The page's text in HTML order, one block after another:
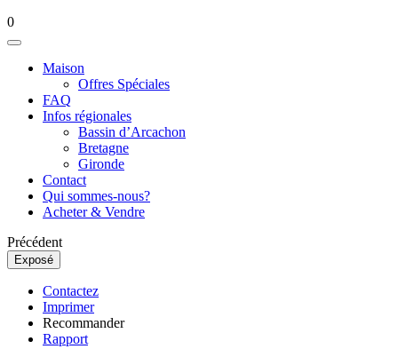
0
Maison
Offres Spéciales
FAQ
Infos régionales
Bassin d’Arcachon
Bretagne
Gironde
Contact
Qui sommes-nous?
Acheter & Vendre
Précédent
Exposé
Contactez
Imprimer
Recommander
Rapport